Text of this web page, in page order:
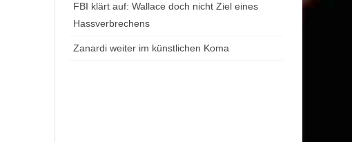
FBI klärt auf: Wallace doch nicht Ziel eines
Hassverbrechens
Zanardi weiter im künstlichen Koma